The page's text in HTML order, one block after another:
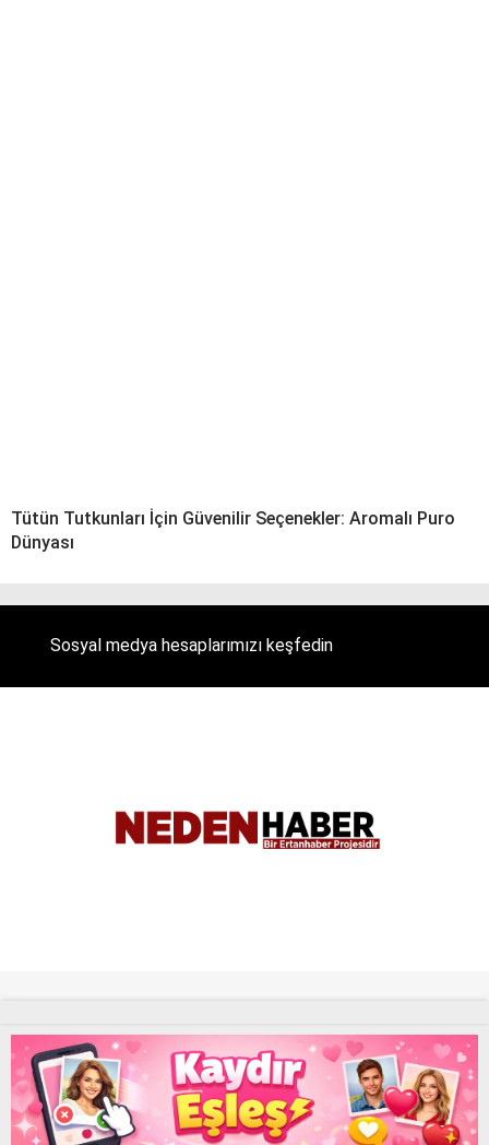
Tütün Tutkunları İçin Güvenilir Seçenekler: Aromalı Puro
Dünyası
Sosyal medya hesaplarımızı keşfedin